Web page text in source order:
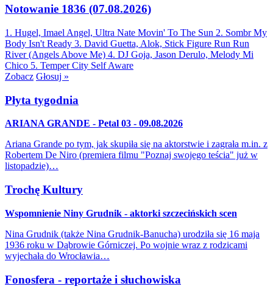
Notowanie 1836 (07.08.2026)
1. Hugel, Imael Angel, Ultra Nate Movin' To The Sun 2. Sombr My
Body Isn't Ready 3. David Guetta, Alok, Stick Figure Run Run
River (Angels Above Me) 4. DJ Goja, Jason Derulo, Melody Mi
Chico 5. Temper City Self Aware
Zobacz Głosuj »
Płyta tygodnia
ARIANA GRANDE - Petal 03 - 09.08.2026
Ariana Grande po tym, jak skupiła się na aktorstwie i zagrała m.in. z
Robertem De Niro (premiera filmu "Poznaj swojego teścia" już w
listopadzie)…
Trochę Kultury
Wspomnienie Niny Grudnik - aktorki szczecińskich scen
Nina Grudnik (także Nina Grudnik-Banucha) urodziła się 16 maja
1936 roku w Dąbrowie Górniczej. Po wojnie wraz z rodzicami
wyjechała do Wrocławia…
Fonosfera - reportaże i słuchowiska